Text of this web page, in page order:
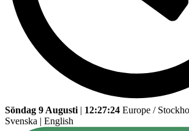
Söndag 9 Augusti | 12:27:24 Europe /
Svenska | English